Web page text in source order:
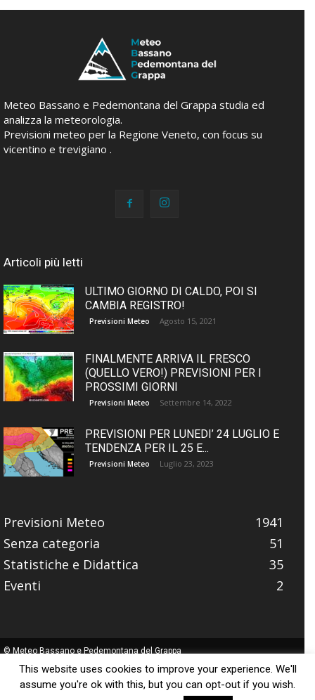
Meteo Bassano e Pedemontana del Grappa studia ed
analizza la meteorologia.
Previsioni meteo per la Regione Veneto, con focus su
vicentino e trevigiano .
Articoli più letti
ULTIMO GIORNO DI CALDO, POI SI
CAMBIA REGISTRO!
Previsioni Meteo Agosto 15, 2021
FINALMENTE ARRIVA IL FRESCO
(QUELLO VERO!) PREVISIONI PER I
PROSSIMI GIORNI
Previsioni Meteo Settembre 14, 2022
PREVISIONI PER LUNEDI’ 24 LUGLIO E
TENDENZA PER IL 25 E...
Previsioni Meteo Luglio 23, 2023
Previsioni Meteo
1941
Senza categoria
51
Statistiche e Didattica
35
Eventi
2
© Meteo Bassano e Pedemontana del Grappa
Website made with byFabitus
This website uses cookies to improve your experience. We'll
assume you're ok with this, but you can opt-out if you wish.